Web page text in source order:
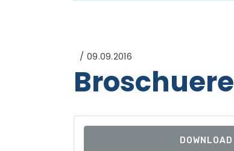
09.09.2016
DOWNLOAD